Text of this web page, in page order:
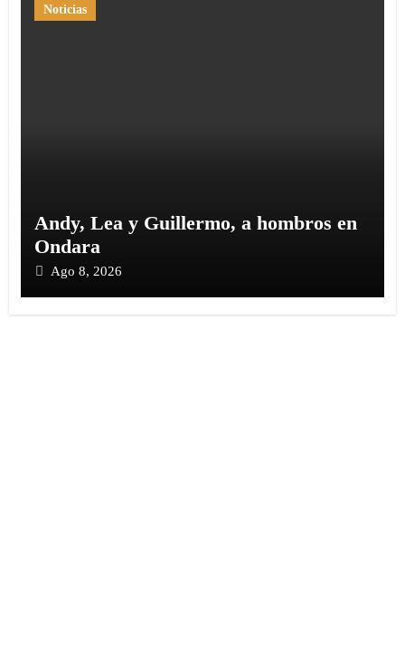
Noticias
Andy, Lea y Guillermo, a hombros en
Ondara
Ago 8, 2026